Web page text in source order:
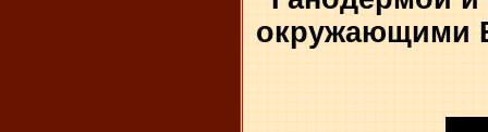
окружающими